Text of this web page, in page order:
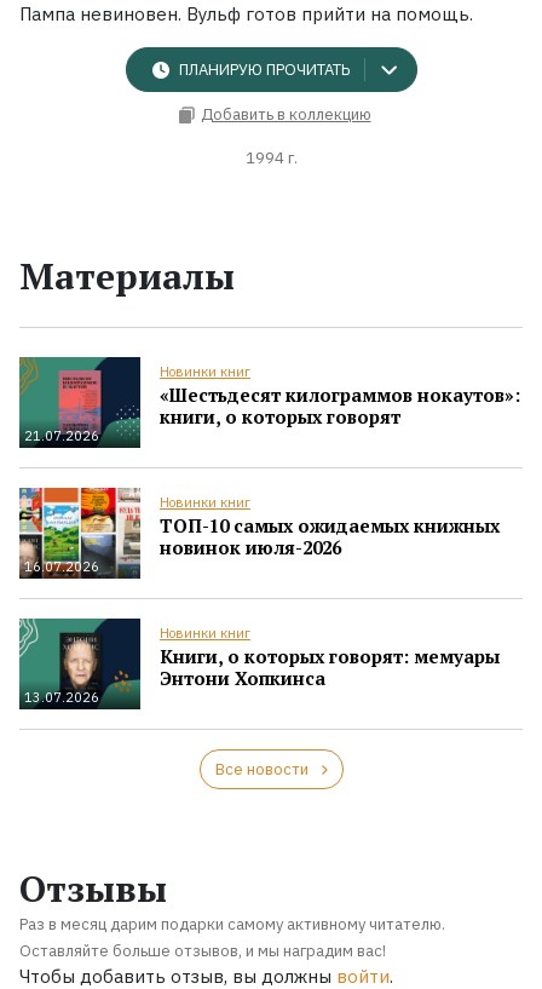
Пампа невиновен. Вульф готов прийти на помощь.
ПЛАНИРУЮ ПРОЧИТАТЬ
Добавить в коллекцию
1994 г.
Материалы
21.07.2026
Новинки книг
«Шестьдесят килограммов нокаутов»:
книги, о которых говорят
16.07.2026
Новинки книг
ТОП-10 самых ожидаемых книжных
новинок июля-2026
13.07.2026
Новинки книг
Книги, о которых говорят: мемуары
Энтони Хопкинса
Все новости
Отзывы
Раз в месяц дарим подарки самому активному читателю.
Оставляйте больше отзывов, и мы наградим вас!
Чтобы добавить отзыв, вы должны войти.